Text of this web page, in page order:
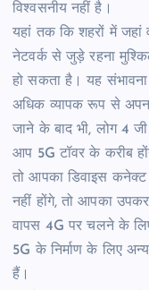
विश्वसनीय नहीं है।
यहां तक ​​कि शहरों में जहां
नेटवर्क से जुड़े रहना
हो सकता है। यह
अधिक व्यापक रूप से
जाने के बाद भी, लोग 4
आप 5G टॉवर के करीब
तो आपका डिवाइस
नहीं होंगे, तो आपका
वापस 4G पर चलने के
5G के निर्माण के लिए
हैं।